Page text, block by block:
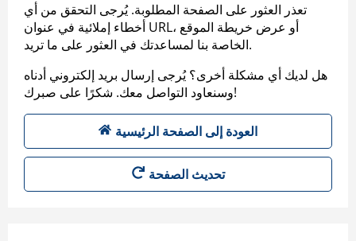
تعذر العثور على الصفحة المطلوبة. يُرجى التحقق من أي
أخطاء إملائية في عنوان URL، أو عرض خريطة الموقع
الخاصة بنا لمساعدتك في العثور على ما تريد.
هل لديك أي مشكلة أخرى؟ يُرجى إرسال بريد إلكتروني أدناه
وسنعاود التواصل معك. شكرًا على صبرك!
العودة إلى الصفحة الرئيسية
تحديث الصفحة